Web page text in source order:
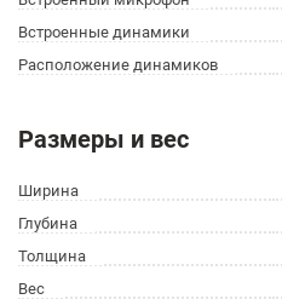
Встроенные динамики
Расположение динамиков
Размеры и вес
Ширина
Глубина
Толщина
Вес